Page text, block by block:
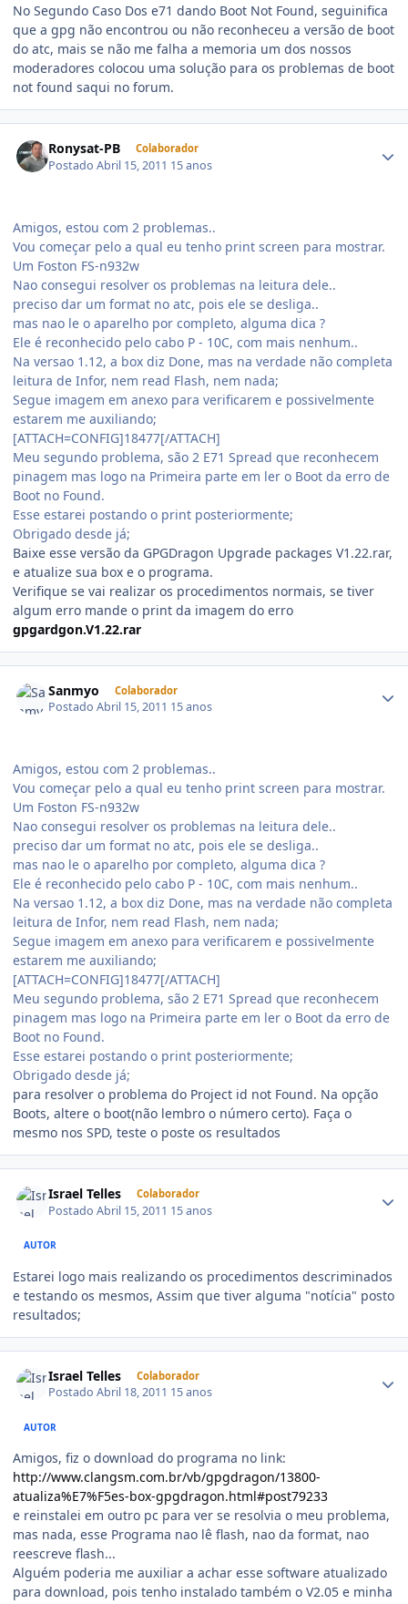
No Segundo Caso Dos e71 dando Boot Not Found, seguinifica
que a gpg não encontrou ou não reconheceu a versão de boot
do atc, mais se não me falha a memoria um dos nossos
moderadores colocou uma solução para os problemas de boot
not found saqui no forum.
Ronysat-PB Colaborador
PostadoAbril 15, 2011 15 anos
Amigos, estou com 2 problemas..
Vou começar pelo a qual eu tenho print screen para mostrar.
Um Foston FS-n932w
Nao consegui resolver os problemas na leitura dele..
preciso dar um format no atc, pois ele se desliga..
mas nao le o aparelho por completo, alguma dica ?
Ele é reconhecido pelo cabo P - 10C, com mais nenhum..
Na versao 1.12, a box diz Done, mas na verdade não completa
leitura de Infor, nem read Flash, nem nada;
Segue imagem em anexo para verificarem e possivelmente
estarem me auxiliando;
[ATTACH=CONFIG]18477[/ATTACH]
Meu segundo problema, são 2 E71 Spread que reconhecem
pinagem mas logo na Primeira parte em ler o Boot da erro de
Boot no Found.
Esse estarei postando o print posteriormente;
Obrigado desde já;
Baixe esse versão da GPGDragon Upgrade packages V1.22.rar,
e atualize sua box e o programa.
Verifique se vai realizar os procedimentos normais, se tiver
algum erro mande o print da imagem do erro
gpgardgon.V1.22.rar
Sanmyo Colaborador
PostadoAbril 15, 2011 15 anos
Amigos, estou com 2 problemas..
Vou começar pelo a qual eu tenho print screen para mostrar.
Um Foston FS-n932w
Nao consegui resolver os problemas na leitura dele..
preciso dar um format no atc, pois ele se desliga..
mas nao le o aparelho por completo, alguma dica ?
Ele é reconhecido pelo cabo P - 10C, com mais nenhum..
Na versao 1.12, a box diz Done, mas na verdade não completa
leitura de Infor, nem read Flash, nem nada;
Segue imagem em anexo para verificarem e possivelmente
estarem me auxiliando;
[ATTACH=CONFIG]18477[/ATTACH]
Meu segundo problema, são 2 E71 Spread que reconhecem
pinagem mas logo na Primeira parte em ler o Boot da erro de
Boot no Found.
Esse estarei postando o print posteriormente;
Obrigado desde já;
para resolver o problema do Project id not Found. Na opção
Boots, altere o boot(não lembro o número certo). Faça o
mesmo nos SPD, teste o poste os resultados
Israel Telles Colaborador
PostadoAbril 15, 2011 15 anos
AUTOR
Estarei logo mais realizando os procedimentos descriminados
e testando os mesmos, Assim que tiver alguma "notícia" posto
resultados;
Israel Telles Colaborador
PostadoAbril 18, 2011 15 anos
AUTOR
Amigos, fiz o download do programa no link:
http://www.clangsm.com.br/vb/gpgdragon/13800-
atualiza%E7%F5es-box-gpgdragon.html#post79233
e reinstalei em outro pc para ver se resolvia o meu problema,
mas nada, esse Programa nao lê flash, nao da format, nao
reescreve flash...
Alguém poderia me auxiliar a achar esse software atualizado
para download, pois tenho instalado também o V2.05 e minha